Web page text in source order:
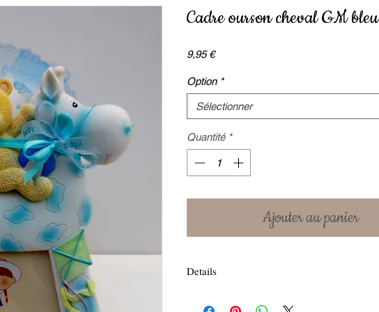
Cadre ourson cheval GM bleu
9,95 €Prix
Option *
Sélectionner
Quantité *
Ajouter au panier
Details